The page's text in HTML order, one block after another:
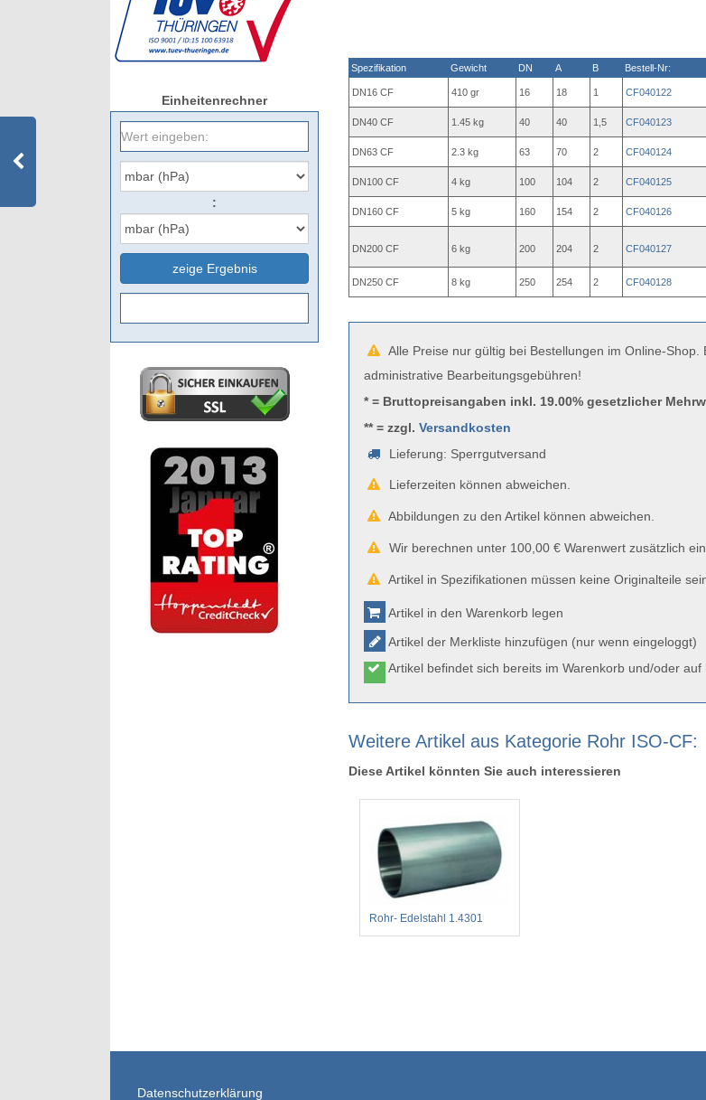
Einheitenrechner
:
zeige Ergebnis
Spezifikation Gewicht DN A B Bestell-Nr:
DN16 CF 410 gr 16 18 1 CF040122
DN40 CF 1.45 kg 40 40 1,5 CF040123
DN63 CF 2.3 kg 63 70 2 CF040124
DN100 CF 4 kg 100 104 2 CF040125
DN160 CF 5 kg 160 154 2 CF040126
DN200 CF 6 kg 200 204 2 CF040127
DN250 CF 8 kg 250 254 2 CF040128
Alle Preise nur gültig bei Bestellungen im Online-
administrative Bearbeitungsgebühren!
* = Bruttopreisangaben inkl. 19.00% gesetzlicher
** = zzgl.Versandkosten
Lieferung: Sperrgutversand
Lieferzeiten können abweichen.
Abbildungen zu den Artikel können abweichen.
Wir berechnen unter 100,00 € Warenwert zusätzlich
Artikel in Spezifikationen müssen keine Originalteile
Artikel in den Warenkorb legen
Artikel der Merkliste hinzufügen (nur wenn eingeloggt)
Artikel befindet sich bereits im Warenkorb und/oder auf
Weitere Artikel aus Kategorie Rohr ISO-CF:
Diese Artikel könnten Sie auch interessieren
Rohr- Edelstahl 1.4301
Datenschutzerklärung